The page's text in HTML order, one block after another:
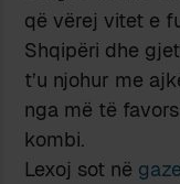
që vërej vitet e
Shqipëri dhe
t’u njohur me
nga më të
kombi.
Lexoj sot në